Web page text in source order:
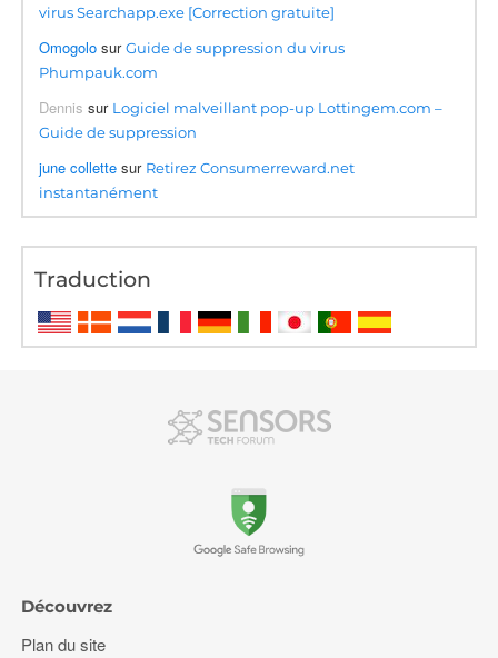
virus Searchapp.exe [Correction gratuite]
Omogolo surGuide de suppression du virus
Phumpauk.com
Dennis sur Logiciel malveillant pop-up Lottingem.com –
Guide de suppression
june collette sur Retirez Consumerreward.net
instantanément
Traduction
Découvrez
Plan du site